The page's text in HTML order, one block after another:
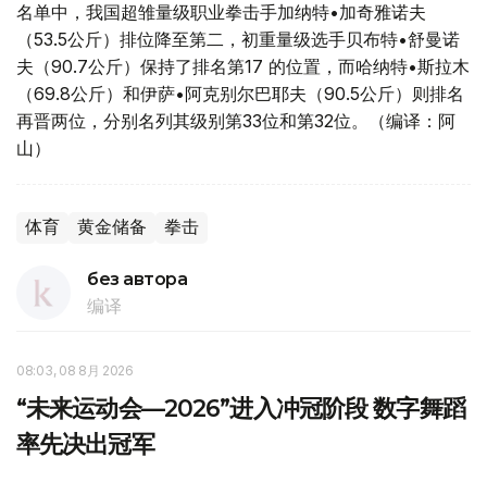
名单中，我国超雏量级职业拳击手加纳特•加奇雅诺夫
（53.5公斤）排位降至第二，初重量级选手贝布特•舒曼诺
夫（90.7公斤）保持了排名第17 的位置，而哈纳特•斯拉木
（69.8公斤）和伊萨•阿克别尔巴耶夫（90.5公斤）则排名
再晋两位，分别名列其级别第33位和第32位。（编译：阿
山）
体育 黄金储备 拳击
без автора
编译
08:03, 08 8月 2026
“未来运动会—2026”进入冲冠阶段 数字舞蹈
率先决出冠军